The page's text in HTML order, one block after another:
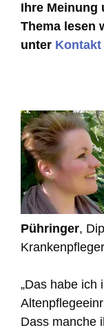
Ihre Meinung
Thema lesen
unter Kontakt
Pühringer,
„Das habe ich
Dass manche